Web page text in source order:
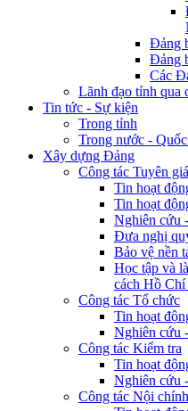
Đảng
Đảng
Các
Lãnh đạo tỉnh qua
Tin tức - Sự kiện
Trong tỉnh
Trong nước -
Xây dựng Đảng
Công tác Tuyên
Tin hoạt
Tin hoạt
Nghiên cứu
Đưa nghị
Bảo vệ nền
Học tập và
cách Hồ
Công tác Tổ chức
Tin hoạt
Nghiên cứu
Công tác Kiểm tra
Tin hoạt
Nghiên cứu
Công tác Nội chính